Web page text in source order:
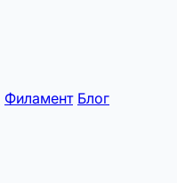
Филамент Блог